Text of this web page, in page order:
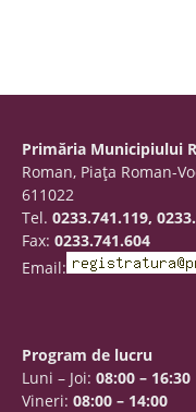
Primăria Municipiului
Roman, Piaţa Roman-
611022
Tel. 0233.741.119,
Fax: 0233.741.604
Email:
Program de lucru
Luni – Joi: 08:00 – 16:30
Vineri: 08:00 – 14:00